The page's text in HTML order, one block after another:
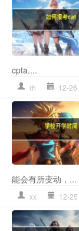
cpta....
rh 12-26
能会有所变动，...
xx 12-25